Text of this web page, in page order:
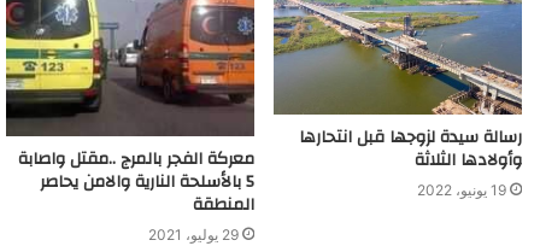
رسالة سيدة لزوجها قبل انتحارها
وأولادها الثلاثة
19 يونيو، 2022
معركة الفجر بالمرج ..مقتل واصابة
5 بالأسلحة النارية والامن يحاصر
المنطقة
29 يوليو، 2021